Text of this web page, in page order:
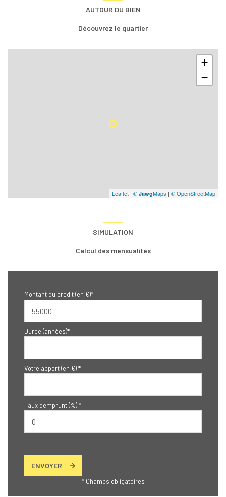
AUTOUR DU BIEN
Découvrez le quartier
+
−
Leaflet | © JawgMaps | © OpenStreetMap
SIMULATION
Calcul des mensualités
Montant du crédit (en €)*
Durée (années)*
Votre apport (en €) *
Taux d'emprunt (%) *
ENVOYER
* Champs obligatoires